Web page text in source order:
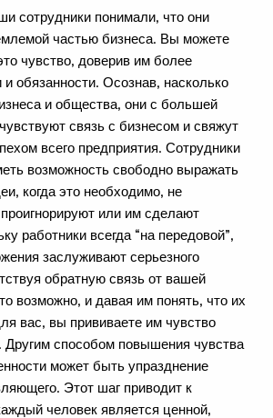
сотрудники понимали, что они
частью бизнеса. Вы можете
чувство, доверив им более
обязанности. Осознав, насколько
и общества, они с большей
связь с бизнесом и свяжут
всего предприятия. Сотрудники
возможность свободно выражать
когда это необходимо, не
или им сделают
работники всегда “на передовой”,
заслуживают серьезного
обратную связь от вашей
возможно, и давая им понять, что их
вас, вы прививаете им чувство
Другим способом повышения чувства
может быть упразднение
Этот шаг приводит к
человек является ценной,